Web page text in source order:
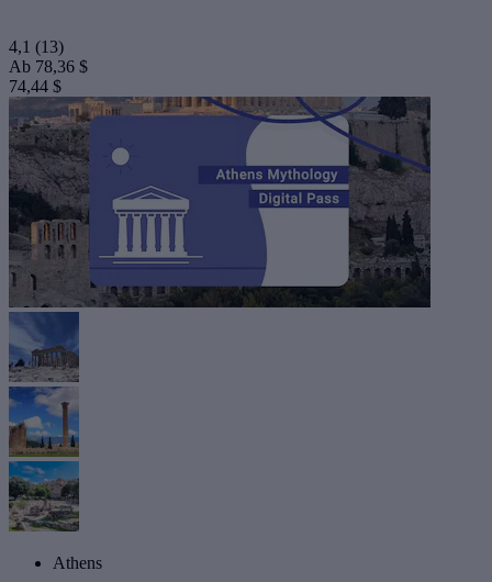
4,1 (13)
Ab 78,36 $
74,44 $
Athens